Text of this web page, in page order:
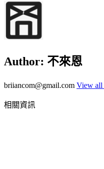
Author: 不來恩
briiancom@gmail.com View all
相關資訊